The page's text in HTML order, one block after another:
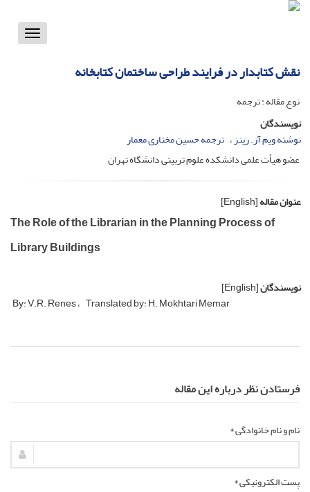
Toggle
نقش کتابدار در فرایند طراحی ساختمان کتابخانه
نوع مقاله : ترجمه
نویسندگان
نوشته ویم آر. رینز ترجمه حسین مختاری معمار
عضو هیأت علمی دانشکده علوم تربیتی دانشگاه تهران
عنوان مقاله[English]
The Role of the Librarian in the Planning Process of
Library Buildings
نویسندگان[English]
By: V.R. Renes Translated by: H. Mokhtari Memar
فرستادن نظر درباره این مقاله
نام و نام خانوادگی *
پست الکترونیکی *